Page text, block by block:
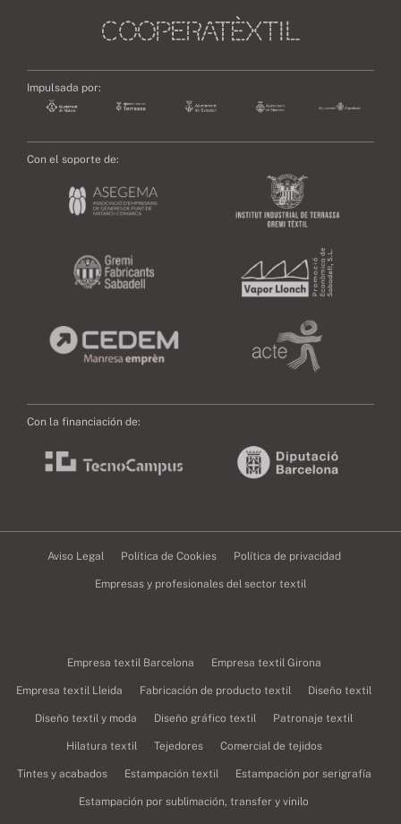
Impulsada por:
Con el soporte de:
Con la financiación de:
Aviso Legal Política de Cookies Política de privacidad
Empresas y profesionales del sector textil
Empresa textil Barcelona Empresa textil Girona
Empresa textil Lleida Fabricación de producto textil Diseño textil
Diseño textil y moda Diseño gráfico textil Patronaje textil
Hilatura textil Tejedores Comercial de tejidos
Tintes y acabados Estampación textil Estampación por serigrafía
Estampación por sublimación, transfer y vinilo